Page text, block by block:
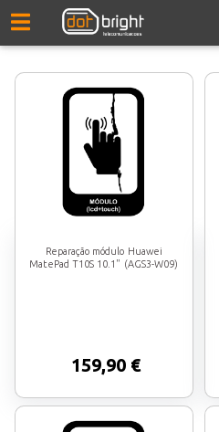
Reparação módulo Huawei
MatePad T10S 10.1" (AGS3-W09)
159,90 €